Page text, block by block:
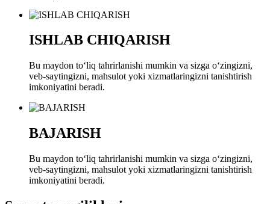
ISHLAB CHIQARISH
Bu maydon toʻliq tahrirlanishi mumkin va sizga oʻzingizni,
veb-saytingizni, mahsulot yoki xizmatlaringizni tanishtirish
imkoniyatini beradi.
BAJARISH
Bu maydon toʻliq tahrirlanishi mumkin va sizga oʻzingizni,
veb-saytingizni, mahsulot yoki xizmatlaringizni tanishtirish
imkoniyatini beradi.